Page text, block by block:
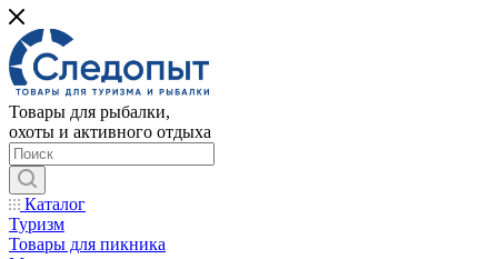
Товары для рыбалки,
охоты и активного отдыха
Каталог
Туризм
Товары для пикника